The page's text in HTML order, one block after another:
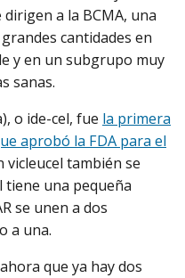
dirigen a la BCMA, una
cantidades en
y en un subgrupo muy
sanas.
o ide-cel, fue la primera
aprobó la FDA para el
vicleucel también se
tiene una pequeña
se unen a dos
a una.
que ya hay dos